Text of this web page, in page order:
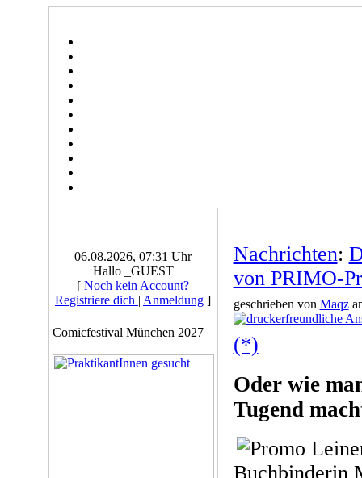
06.08.2026, 07:31 Uhr
Hallo _GUEST
[ Noch kein Account?
Registriere dich | Anmeldung ]
Comicfestival München 2027
Nachrichten:
von PRIMO-
geschrieben von Maqz
(*)
Oder wie
Tugend
Buchbinderin